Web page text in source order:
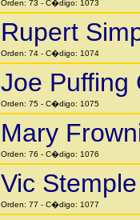
Orden: 73 - C�digo: 1073
Rupert
Orden: 74 - C�digo: 1074
Joe Puffing
Orden: 75 - C�digo: 1075
Mary
Orden: 76 - C�digo: 1076
Vic Stemple
Orden: 77 - C�digo: 1077